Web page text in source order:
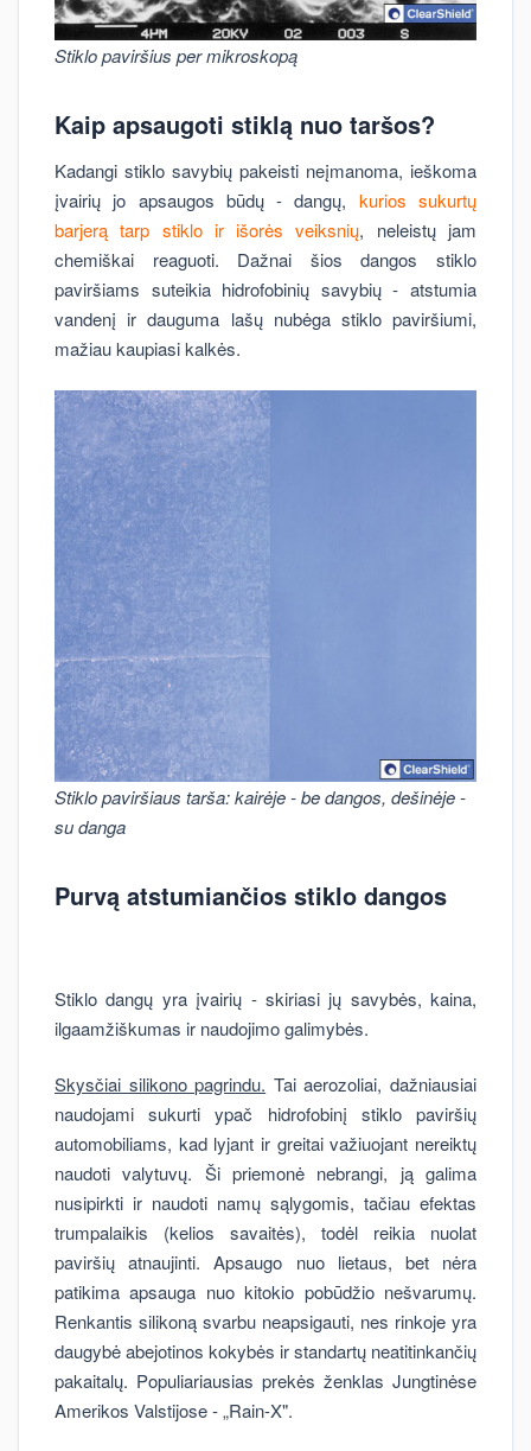
Stiklo paviršius per mikroskopą
Kaip apsaugoti stiklą nuo taršos?
Kadangi stiklo savybių pakeisti neįmanoma, ieškoma
įvairių jo apsaugos būdų - dangų, kurios sukurtų
barjerą tarp stiklo ir išorės veiksnių, neleistų jam
chemiškai reaguoti. Dažnai šios dangos stiklo
paviršiams suteikia hidrofobinių savybių - atstumia
vandenį ir dauguma lašų nubėga stiklo paviršiumi,
mažiau kaupiasi kalkės.
Stiklo paviršiaus tarša: kairėje - be dangos, dešinėje -
su danga
Purvą atstumiančios stiklo dangos
Stiklo dangų yra įvairių - skiriasi jų savybės, kaina,
ilgaamžiškumas ir naudojimo galimybės.
Skysčiai silikono pagrindu. Tai aerozoliai, dažniausiai
naudojami sukurti ypač hidrofobinį stiklo paviršių
automobiliams, kad lyjant ir greitai važiuojant nereiktų
naudoti valytuvų. Ši priemonė nebrangi, ją galima
nusipirkti ir naudoti namų sąlygomis, tačiau efektas
trumpalaikis (kelios savaitės), todėl reikia nuolat
paviršių atnaujinti. Apsaugo nuo lietaus, bet nėra
patikima apsauga nuo kitokio pobūdžio nešvarumų.
Renkantis silikoną svarbu neapsigauti, nes rinkoje yra
daugybė abejotinos kokybės ir standartų neatitinkančių
pakaitalų. Populiariausias prekės ženklas Jungtinėse
Amerikos Valstijose - „Rain-X".